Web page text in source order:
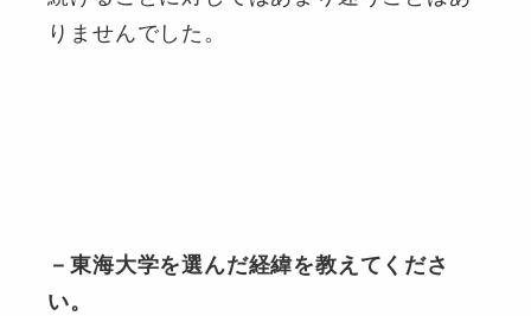
りませんでした。
－東海大学を選んだ経緯を教えてくださ
い。